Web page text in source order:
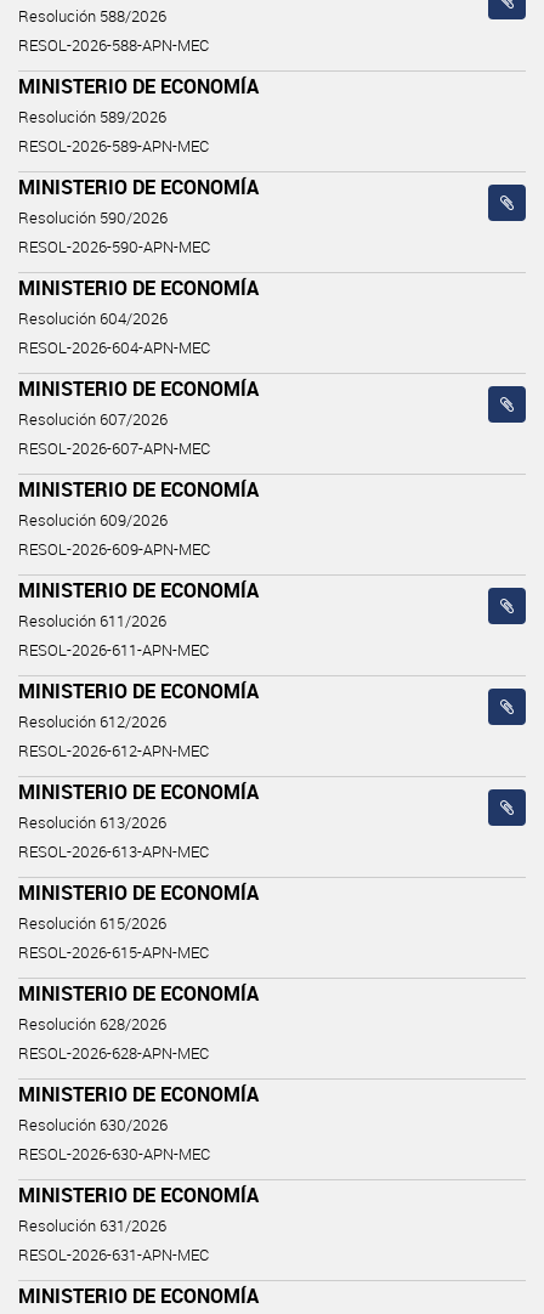
Resolución 588/2026
RESOL-2026-588-APN-MEC
MINISTERIO DE ECONOMÍA
Resolución 589/2026
RESOL-2026-589-APN-MEC
MINISTERIO DE ECONOMÍA
Resolución 590/2026
RESOL-2026-590-APN-MEC
MINISTERIO DE ECONOMÍA
Resolución 604/2026
RESOL-2026-604-APN-MEC
MINISTERIO DE ECONOMÍA
Resolución 607/2026
RESOL-2026-607-APN-MEC
MINISTERIO DE ECONOMÍA
Resolución 609/2026
RESOL-2026-609-APN-MEC
MINISTERIO DE ECONOMÍA
Resolución 611/2026
RESOL-2026-611-APN-MEC
MINISTERIO DE ECONOMÍA
Resolución 612/2026
RESOL-2026-612-APN-MEC
MINISTERIO DE ECONOMÍA
Resolución 613/2026
RESOL-2026-613-APN-MEC
MINISTERIO DE ECONOMÍA
Resolución 615/2026
RESOL-2026-615-APN-MEC
MINISTERIO DE ECONOMÍA
Resolución 628/2026
RESOL-2026-628-APN-MEC
MINISTERIO DE ECONOMÍA
Resolución 630/2026
RESOL-2026-630-APN-MEC
MINISTERIO DE ECONOMÍA
Resolución 631/2026
RESOL-2026-631-APN-MEC
MINISTERIO DE ECONOMÍA